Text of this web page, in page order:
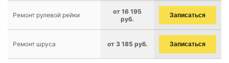
Ремонт рулевой рейки
от 16 195
руб.
Записаться
Ремонт шруса от 3 185 руб. Записаться